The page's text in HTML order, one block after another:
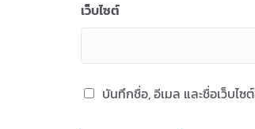
เว็บไซต์
บันทึกชื่อ, อีเมล และชื่อเว็บไ